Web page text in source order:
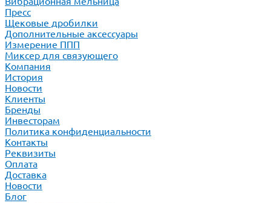
Пресс
Щековые дробилки
Дополнительные аксессуары
Измерение ППП
Миксер для связующего
Компания
История
Новости
Клиенты
Бренды
Инвесторам
Политика конфиденциальности
Контакты
Реквизиты
Оплата
Доставка
Новости
Блог